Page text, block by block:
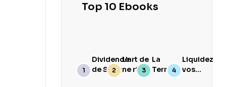
Top 10 Ebooks
Dividende
de Sang
L’art de
ne rien
branler
La
Terre
Goûte
Liquidez
vos